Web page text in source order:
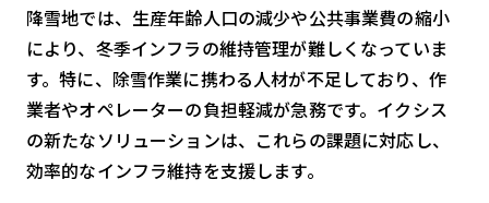
カメラ
Wi-Fi
SaaS
AI
おすすめ
降雪地では、生産年齢人口の減少や公共事業費の縮小
により、冬季インフラの維持管理が難しくなっていま
す。特に、除雪作業に携わる人材が不足しており、作
業者やオペレーターの負担軽減が急務です。イクシス
の新たなソリューションは、これらの課題に対応し、
効率的なインフラ維持を支援します。